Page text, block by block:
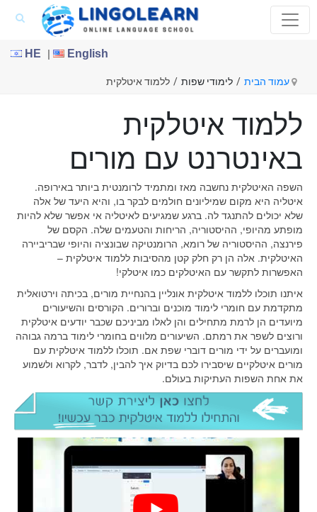
HE | English
עמוד הבית / לימודי שפות / ללמוד איטלקית
ללמוד איטלקית
באינטרנט עם מורים
השפה האיטלקית נחשבה מאז ומתמיד לרומנטית ביותר באירופה.
איטליה היא מקום שמיליונים חולמים לבקר בו, והיא היעד של אלה
שלא יכולים להתנגד לה. ברגע שמגיעים לאיטליה אי אפשר שלא להיות
מופתע מהיופי, ההיסטוריה, הריחות והטעמים שלה. הקסם של
פירנצה, ההיסטוריה של רומא, הרומנטיקה שבונציה והיופי שבריביירה
האיטלקית. אלה הן רק חלק קטן מהסיבות ללמוד איטלקית –
האפשרות לתקשר עם האיטלקים כמו איטלקי!
איתנו תוכלו ללמוד איטלקית אונליין בהנחיית מורים, בכיתה וירטואלית
מתקדמת עם חומרי לימוד מוכנים וברורים. הקורסים והשיעורים
מיועדים הן לרמת מתחילים והן לאלו מביניכם שכבר יודעים איטלקית
ורוצים לשפר את רמתם. השיעורים מלווים בחומרי לימוד ברמה גבוהה
ומועברים על ידי מורים דוברי שפת אם. תוכלו ללמוד איטלקית עם
מורים איטלקיים שיסבירו לכם בדיוק איך להבין, לדבר, לקרוא ולשמוע
את אחת השפות העתיקות בעולם.